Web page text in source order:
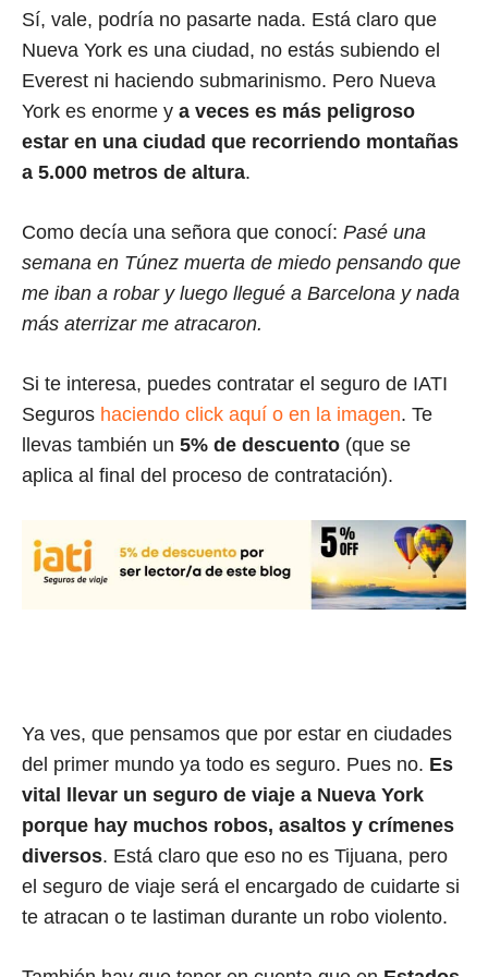
Sí, vale, podría no pasarte nada. Está claro que
Nueva York es una ciudad, no estás subiendo el
Everest ni haciendo submarinismo. Pero Nueva
York es enorme y a veces es más peligroso
estar en una ciudad que recorriendo montañas
a 5.000 metros de altura.
Como decía una señora que conocí: Pasé una
semana en Túnez muerta de miedo pensando que
me iban a robar y luego llegué a Barcelona y nada
más aterrizar me atracaron.
Si te interesa, puedes contratar el seguro de IATI
Seguros haciendo click aquí o en la imagen. Te
llevas también un 5% de descuento (que se
aplica al final del proceso de contratación).
Ya ves, que pensamos que por estar en ciudades
del primer mundo ya todo es seguro. Pues no. Es
vital llevar un seguro de viaje a Nueva York
porque hay muchos robos, asaltos y crímenes
diversos. Está claro que eso no es Tijuana, pero
el seguro de viaje será el encargado de cuidarte si
te atracan o te lastiman durante un robo violento.